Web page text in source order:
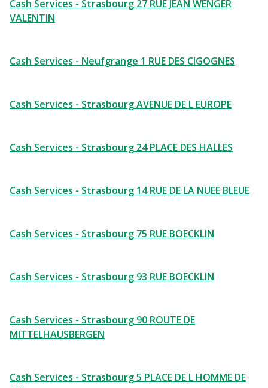
Cash Services - Strasbourg 27 RUE JEAN WENGER
VALENTIN
Cash Services - Neufgrange 1 RUE DES CIGOGNES
Cash Services - Strasbourg AVENUE DE L EUROPE
Cash Services - Strasbourg 24 PLACE DES HALLES
Cash Services - Strasbourg 14 RUE DE LA NUEE BLEUE
Cash Services - Strasbourg 75 RUE BOECKLIN
Cash Services - Strasbourg 93 RUE BOECKLIN
Cash Services - Strasbourg 90 ROUTE DE
MITTELHAUSBERGEN
Cash Services - Strasbourg 5 PLACE DE L HOMME DE